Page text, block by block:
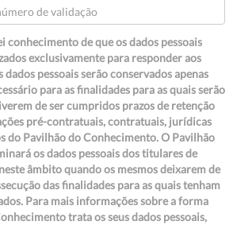
conhecimento de que os dados pessoais
exclusivamente para responder aos
dados pessoais serão conservados apenas
para as finalidades para as quais serão
de ser cumpridos prazos de retenção
pré-contratuais, contratuais, jurídicas
do Pavilhão do Conhecimento. O Pavilhão
os dados pessoais dos titulares de
âmbito quando os mesmos deixarem de
das finalidades para as quais tenham
Para mais informações sobre a forma
trata os seus dados pessoais,